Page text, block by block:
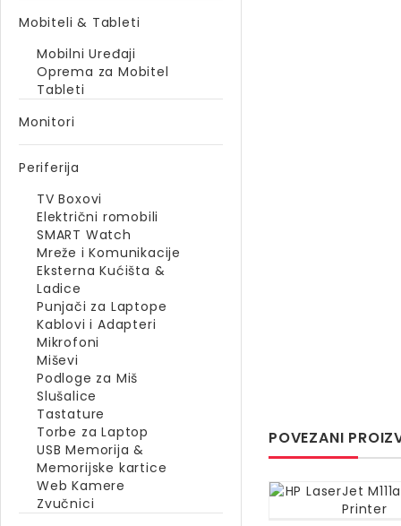
Mobiteli & Tableti
Mobilni Uređaji
Oprema za Mobitel
Tableti
Monitori
Periferija
TV Boxovi
Električni romobili
SMART Watch
Mreže i Komunikacije
Eksterna Kućišta &
Ladice
Punjači za Laptope
Kablovi i Adapteri
Mikrofoni
Miševi
Podloge za Miš
Slušalice
Tastature
Torbe za Laptop
USB Memorija &
Memorijske kartice
Web Kamere
Zvučnici
POVEZANI